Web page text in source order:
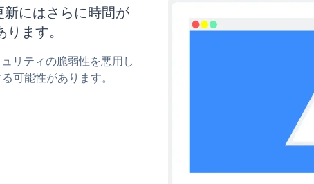
にはさらに時間が
ます。
リティの脆弱性を悪用し
可能性があります。